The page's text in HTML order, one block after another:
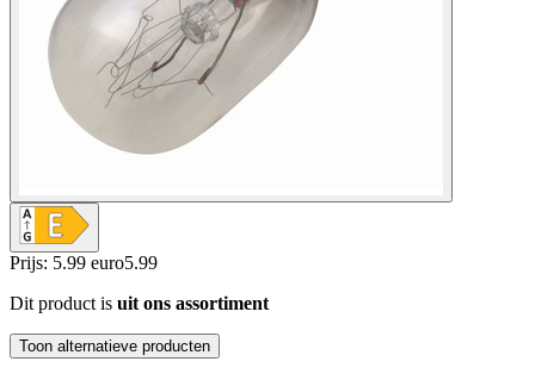
Prijs: 5.99 euro5.99
Dit product is uit ons assortiment
Toon alternatieve producten